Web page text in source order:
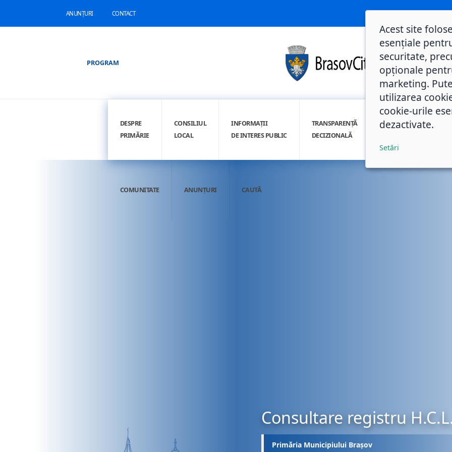
ANUNȚURI CONTACT
PROGRAM
DESPRE
PRIMĂRIE
CONSILIUL
LOCAL
INFORMAȚII
DE INTERES PUBLIC
TRANSPARENȚĂ
DECIZIONALĂ
INTEGRITATE
COMUNITATE ANUNȚURI CAUTĂ
Consultare registru
Primăria Municipiului Brașov
Acest site
esențiale
securitate,
opționale
marketing.
utilizarea
cookie-urile
dezactivate.
Setări